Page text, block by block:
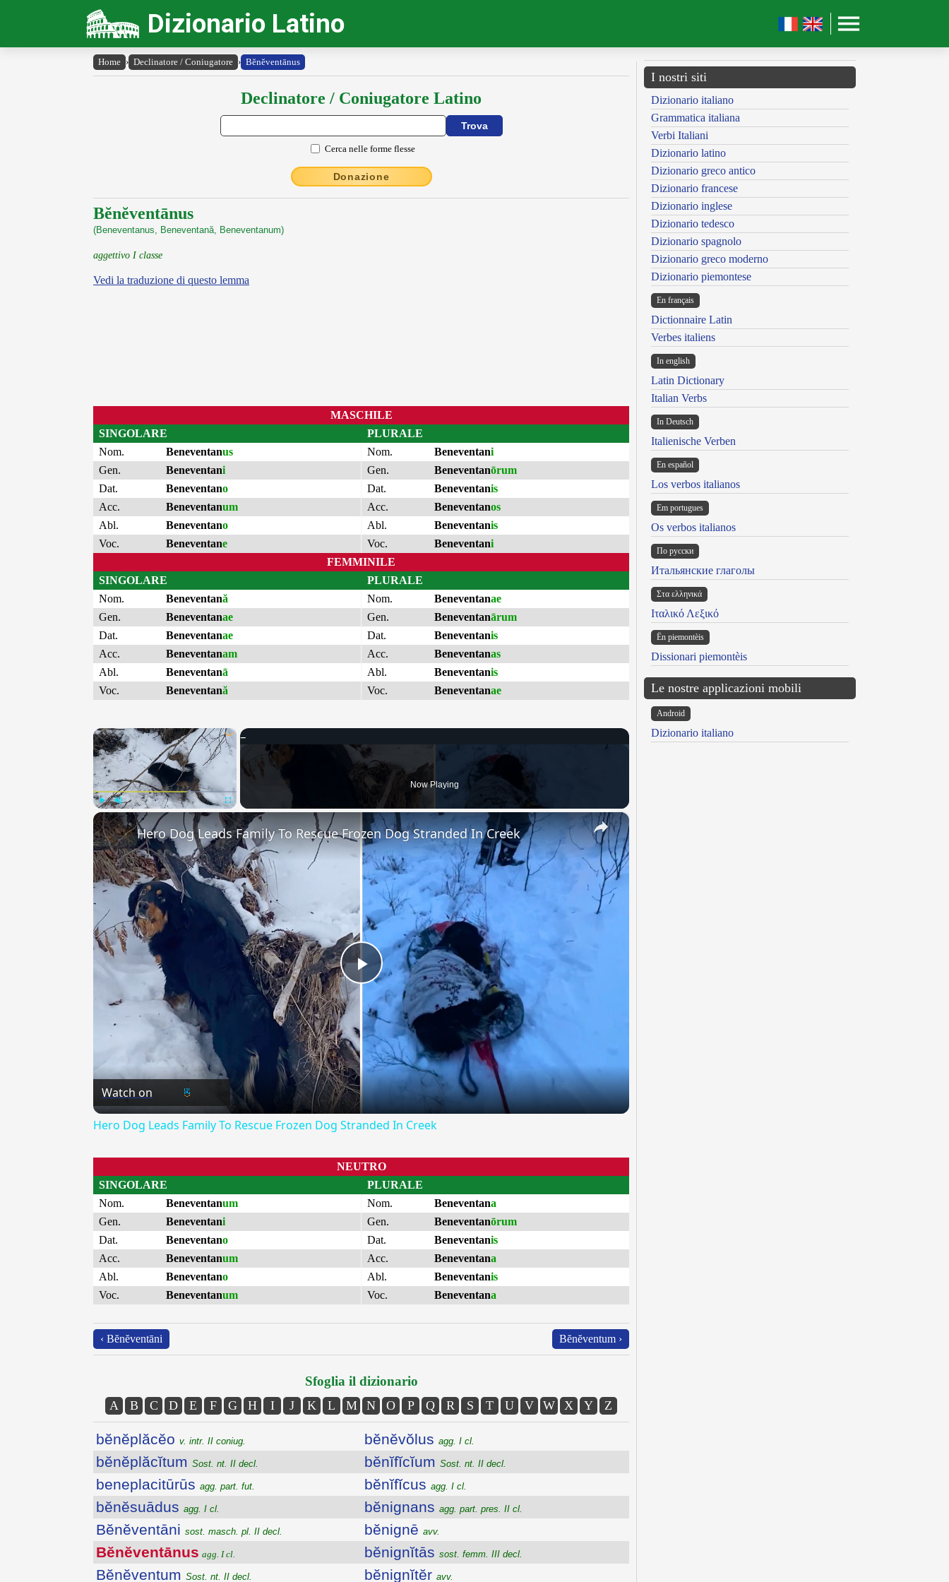
Dizionario Latino
Home › Declinatore / Coniugatore › Bĕnĕventānus
Declinatore / Coniugatore Latino
Cerca nelle forme flesse
Donazione
Bĕnĕventānus
(Beneventanus, Beneventană, Beneventanum)
aggettivo I classe
Vedi la traduzione di questo lemma
MASCHILE
SINGOLARE
Nom.
Beneventanus
Gen.
Beneventani
Dat.
Beneventano
Acc.
Beneventanum
Abl.
Beneventano
Voc.
Beneventane
PLURALE
Nom.
Beneventani
Gen.
Beneventanōrum
Dat.
Beneventanis
Acc.
Beneventanos
Abl.
Beneventanis
Voc.
Beneventani
FEMMINILE
SINGOLARE
Nom.
Beneventană
Gen.
Beneventanae
Dat.
Beneventanae
Acc.
Beneventanam
Abl.
Beneventanā
Voc.
Beneventană
PLURALE
Nom.
Beneventanae
Gen.
Beneventanārum
Dat.
Beneventanis
Acc.
Beneventanas
Abl.
Beneventanis
Voc.
Beneventanae
×
Play Unmute Fullscreen
Now Playing
×
Play
Video
Hero Dog Leads Family To Rescue Frozen Dog Stranded In Creek
Watch on
Hero Dog Leads Family To Rescue Frozen Dog Stranded In Creek
NEUTRO
SINGOLARE
Nom.
Beneventanum
Gen.
Beneventani
Dat.
Beneventano
Acc.
Beneventanum
Abl.
Beneventano
Voc.
Beneventanum
PLURALE
Nom.
Beneventana
Gen.
Beneventanōrum
Dat.
Beneventanis
Acc.
Beneventana
Abl.
Beneventanis
Voc.
Beneventana
‹ Bĕnĕventāni Bĕnĕventum ›
Sfoglia il dizionario
A B C D E F G H I J K L M N O P Q R S T U V W X Y Z
bĕnĕplăcĕo v. intr. II coniug.
bĕnĕplăcĭtum Sost. nt. II decl.
beneplacitūrūs agg. part. fut.
bĕnĕsuādus agg. I cl.
Bĕnĕventāni sost. masch. pl. II decl.
Bĕnĕventānus agg. I cl.
Bĕnĕventum Sost. nt. II decl.
bĕnĕvŏlus agg. I cl.
bĕnĭfĭcĭum Sost. nt. II decl.
bĕnĭfĭcus agg. I cl.
bĕnignans agg. part. pres. II cl.
bĕnignē avv.
bĕnignĭtās sost. femm. III decl.
bĕnignĭtĕr avv.
I nostri siti
Dizionario italiano
Grammatica italiana
Verbi Italiani
Dizionario latino
Dizionario greco antico
Dizionario francese
Dizionario inglese
Dizionario tedesco
Dizionario spagnolo
Dizionario greco moderno
Dizionario piemontese
En français
Dictionnaire Latin
Verbes italiens
In english
Latin Dictionary
Italian Verbs
In Deutsch
Italienische Verben
En español
Los verbos italianos
Em portugues
Os verbos italianos
По русски
Итальянские глаголы
Στα ελληνικά
Ιταλικό Λεξικό
Ën piemontèis
Dissionari piemontèis
Le nostre applicazioni mobili
Android
Dizionario italiano